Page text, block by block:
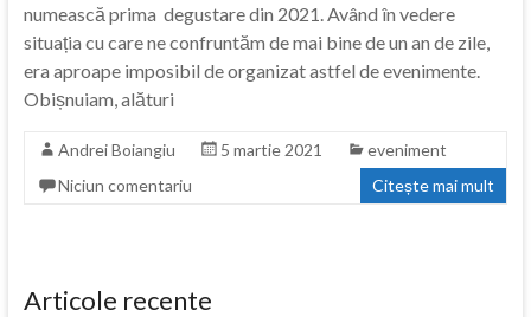
numească prima degustare din 2021. Având în vedere
situația cu care ne confruntăm de mai bine de un an de zile,
era aproape imposibil de organizat astfel de evenimente.
Obișnuiam, alături
Andrei Boiangiu 5 martie 2021
eveniment
Niciun comentariu
Citește mai mult
Articole recente